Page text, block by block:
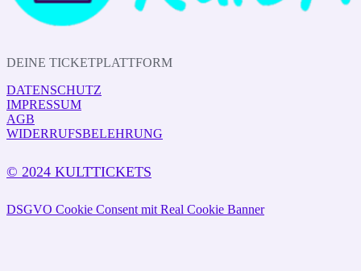
DEINE TICKETPLATTFORM
DATENSCHUTZ
IMPRESSUM
AGB
WIDERRUFSBELEHRUNG
© 2024 KULTTICKETS
DSGVO Cookie Consent mit Real Cookie Banner